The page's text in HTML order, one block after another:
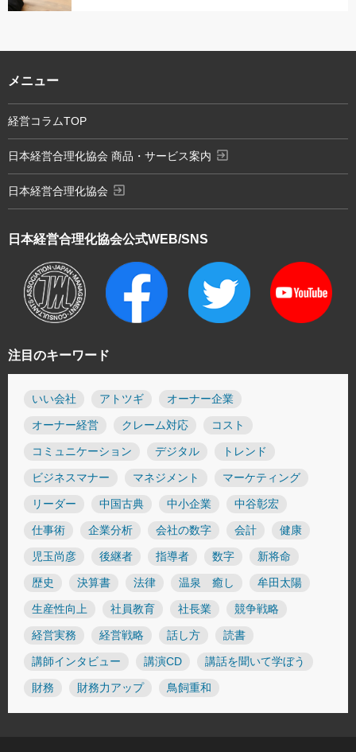
注目のキーワード
いい会社 アトツギ オーナー企業
オーナー経営 クレーム対応 コスト
コミュニケーション デジタル トレンド
ビジネスマナー マネジメント マーケティング
リーダー 中国古典 中小企業 中谷彰宏
仕事術 企業分析 会社の数字 会計 健康
児玉尚彦 後継者 指導者 数字 新将命
歴史 決算書 法律 温泉 癒し 牟田太陽
生産性向上 社員教育 社長業 競争戦略
経営実務 経営戦略 話し方 読書
講師インタビュー 講演CD 講話を聞いて学ぼう
財務 財務力アップ 鳥飼重和
日本経営合理化協会公式WEB/SNS
メニュー
経営コラムTOP
日本経営合理化協会 商品・サービス案内 exit_to_app
日本経営合理化協会 exit_to_app